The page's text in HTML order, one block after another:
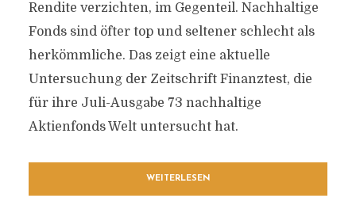
Rendite verzichten, im Gegenteil. Nachhaltige
Fonds sind öfter top und seltener schlecht als
herkömmliche. Das zeigt eine aktuelle
Untersuchung der Zeitschrift Finanztest, die
für ihre Juli-Ausgabe 73 nachhaltige
Aktienfonds Welt untersucht hat.
WEITERLESEN